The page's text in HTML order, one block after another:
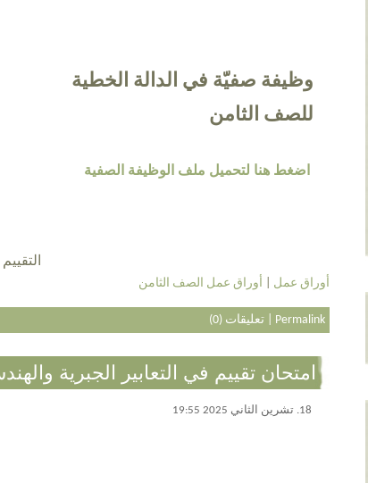
وظيفة صفيّة في الدالة الخطية
للصف الثامن
اضغط هنا لتحميل ملف الوظيفة الصفية
التقييم الحالي
أوراق عمل أوراق عمل الصف الثامن
Permalink
|تعليقات (0)
امتحان تقييم في التعابير الجبرية
18. تشرين الثاني 2025 19:55